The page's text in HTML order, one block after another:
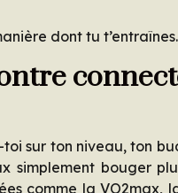
dont tu t’entraînes.
toi sur ton niveau, ton
simplement bouger
comme la VO2max,